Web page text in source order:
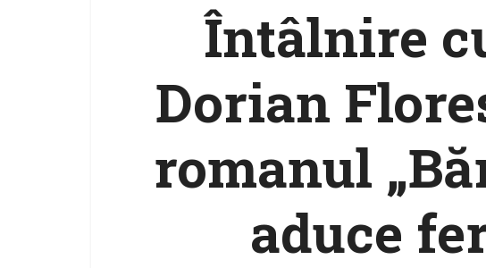
Întâlnire
Dorian
romanul
aduce